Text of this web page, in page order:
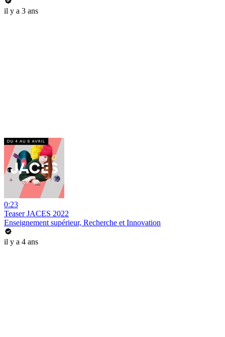
il y a 3 ans
0:23
Teaser JACES 2022
Enseignement supérieur, Recherche et Innovation
il y a 4 ans